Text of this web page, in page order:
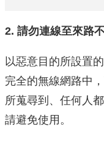
2. 請勿連線至來路
以惡意目的所設置
完全的無線網路中
所蒐尋到、任何人
請避免使用。